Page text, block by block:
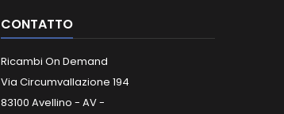
CONTATTO
Ricambi On Demand
Via Circumvallazione 194
83100 Avellino - AV -